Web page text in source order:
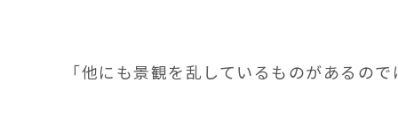
「他にも景観を乱しているものがあるので